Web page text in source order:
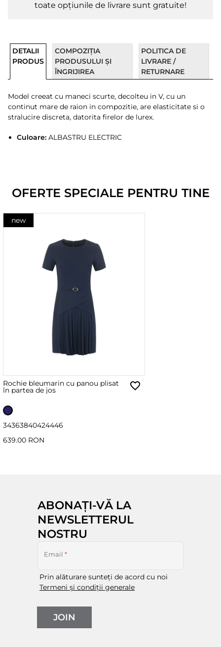
toate opțiunile de livrare sunt gratuite!
DETALII
PRODUS
COMPOZIȚIA
PRODUSULUI ȘI
ÎNGRIJIREA
POLITICA DE
LIVRARE /
RETURNARE
Model creeat cu maneci scurte, decolteu in V, cu un
continut mare de raion in compozitie, are elasticitate si o
stralucire discreta, datorita firelor de lurex.
Culoare:ALBASTRU ELECTRIC
OFERTE SPECIALE PENTRU TINE
new
Rochie bleumarin cu panou plisat
în partea de jos
34363840424446
639.00 RON
ABONAȚI-VĂ LA
NEWSLETTERUL
NOSTRU
Email *
Prin alăturare sunteți de acord cu noi
Termeni și condiții generale
JOIN